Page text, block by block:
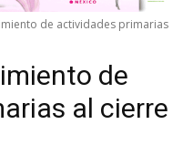
de actividades primarias
de
al cierre